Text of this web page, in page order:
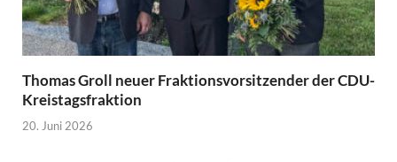
Thomas Groll neuer Fraktionsvorsitzender der CDU-
Kreistagsfraktion
20. Juni 2026